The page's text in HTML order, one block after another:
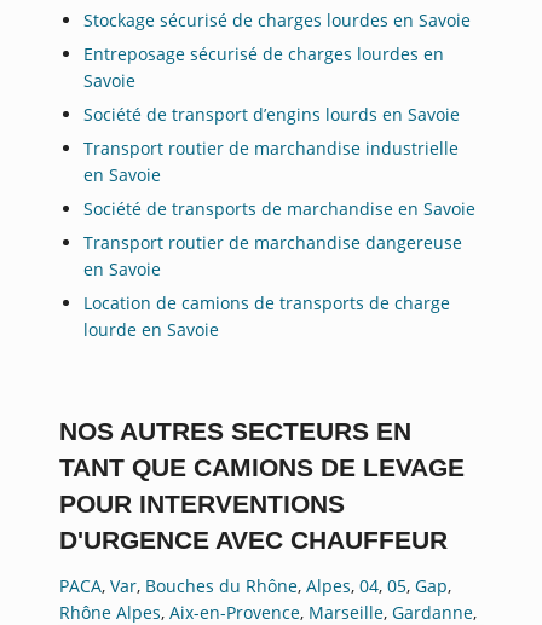
Stockage sécurisé de charges lourdes en Savoie
Entreposage sécurisé de charges lourdes en
Savoie
Société de transport d’engins lourds en Savoie
Transport routier de marchandise industrielle
en Savoie
Société de transports de marchandise en Savoie
Transport routier de marchandise dangereuse
en Savoie
Location de camions de transports de charge
lourde en Savoie
NOS AUTRES SECTEURS EN
TANT QUE CAMIONS DE LEVAGE
POUR INTERVENTIONS
D'URGENCE AVEC CHAUFFEUR
PACA, Var, Bouches du Rhône, Alpes, 04, 05, Gap,
Rhône Alpes, Aix-en-Provence, Marseille, Gardanne,